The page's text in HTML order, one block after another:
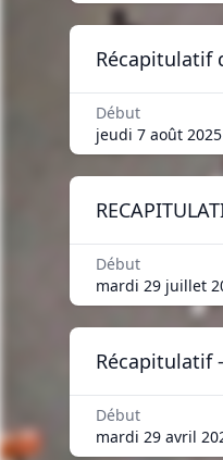
Récapitulatif
Début
jeudi 7 août 2025
Début
mardi 29 juillet
Récapitulatif
Début
mardi 29 avril